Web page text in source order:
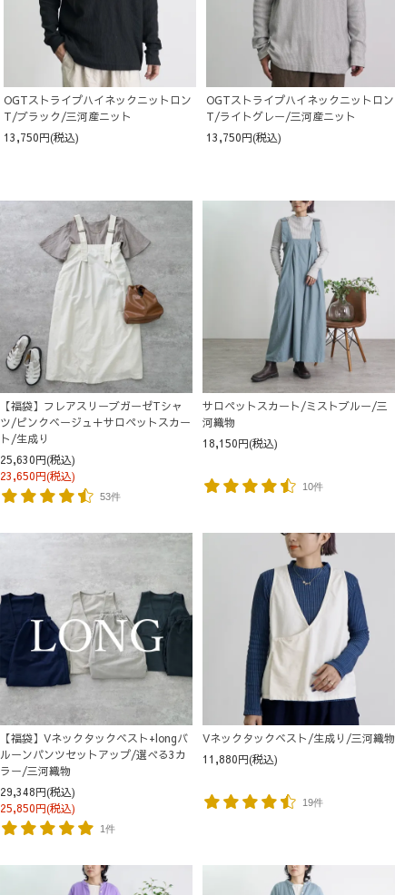
OGTストライプハイネックニットロン
T/ブラック/三河産ニット
13,750円(税込)
OGTストライプハイネックニットロン
T/ライトグレー/三河産ニット
13,750円(税込)
【福袋】フレアスリーブガーゼTシャ
ツ/ピンクベージュ＋サロペットスカー
ト/生成り
25,630円(税込)
23,650円(税込)
53件
サロペットスカート/ミストブルー/三
河織物
18,150円(税込)
10件
【福袋】Vネックタックベスト+longバ
ルーンパンツセットアップ/選べる3カ
ラー/三河織物
29,348円(税込)
25,850円(税込)
1件
Vネックタックベスト/生成り/三河織物
11,880円(税込)
19件